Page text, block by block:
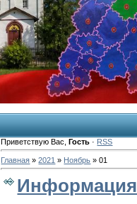
Приветствую Вас ,Гость · RSS
Главная »2021 » Ноябрь » 01